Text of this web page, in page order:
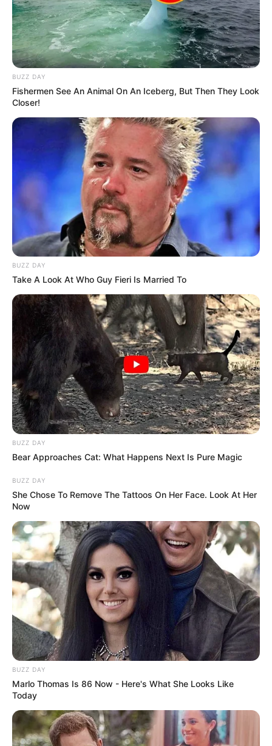
BUZZ DAY
Fishermen See An Animal On An Iceberg, But Then They Look
Closer!
BUZZ DAY
Take A Look At Who Guy Fieri Is Married To
BUZZ DAY
Bear Approaches Cat: What Happens Next Is Pure Magic
BUZZ DAY
She Chose To Remove The Tattoos On Her Face. Look At Her
Now
BUZZ DAY
Marlo Thomas Is 86 Now - Here's What She Looks Like
Today